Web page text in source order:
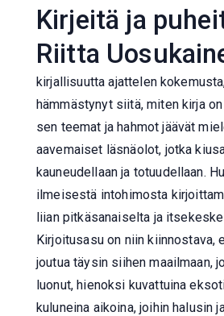
Kirjeitä ja
Riitta
kirjallisuutta ajattelen
hämmästynyt siitä, miten kirja
sen teemat ja hahmot jäävät
aavemaiset läsnäolot, jotka
kauneudellaan ja totuudellaan.
ilmeisestä intohimosta
liian pitkäsanaiselta ja
Kirjoitusasu on niin kiinnostava,
joutua täysin siihen maailmaan,
luonut, hienoksi kuvattuina
kuluneina aikoina, joihin halusin